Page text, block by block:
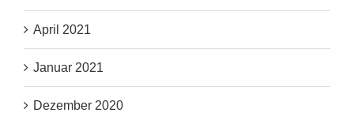
April 2021
Januar 2021
Dezember 2020